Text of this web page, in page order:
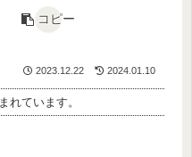
コピー
2023.12.22 2024.01.10
れています。